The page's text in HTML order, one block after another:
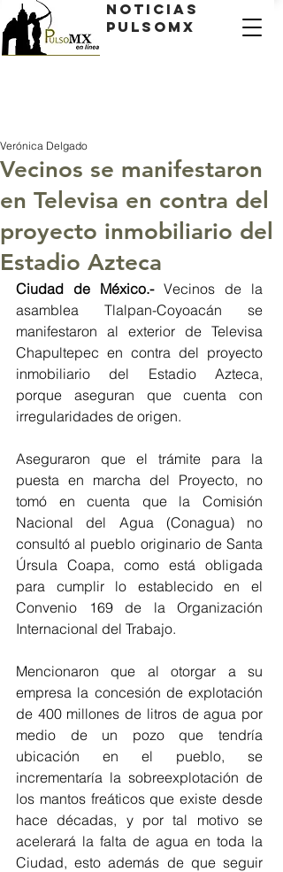
Noticias
PulsoMX
Vecinos se manifestaron
en Televisa en contra del
proyecto inmobiliario del
Estadio Azteca
Verónica Delgado
Ciudad de México.- Vecinos de la
asamblea Tlalpan-Coyoacán se
manifestaron al exterior de Televisa
Chapultepec en contra del proyecto
inmobiliario del Estadio Azteca,
porque aseguran que cuenta con
irregularidades de origen.
Aseguraron que el trámite para la
puesta en marcha del Proyecto, no
tomó en cuenta que la Comisión
Nacional del Agua (Conagua) no
consultó al pueblo originario de Santa
Úrsula Coapa, como está obligada
para cumplir lo establecido en el
Convenio 169 de la Organización
Internacional del Trabajo.
Mencionaron que al otorgar a su
empresa la concesión de explotación
de 400 millones de litros de agua por
medio de un pozo que tendría
ubicación en el pueblo, se
incrementaría la sobreexplotación de
los mantos freáticos que existe desde
hace décadas, y por tal motivo se
acelerará la falta de agua en toda la
Ciudad, esto además de que seguir